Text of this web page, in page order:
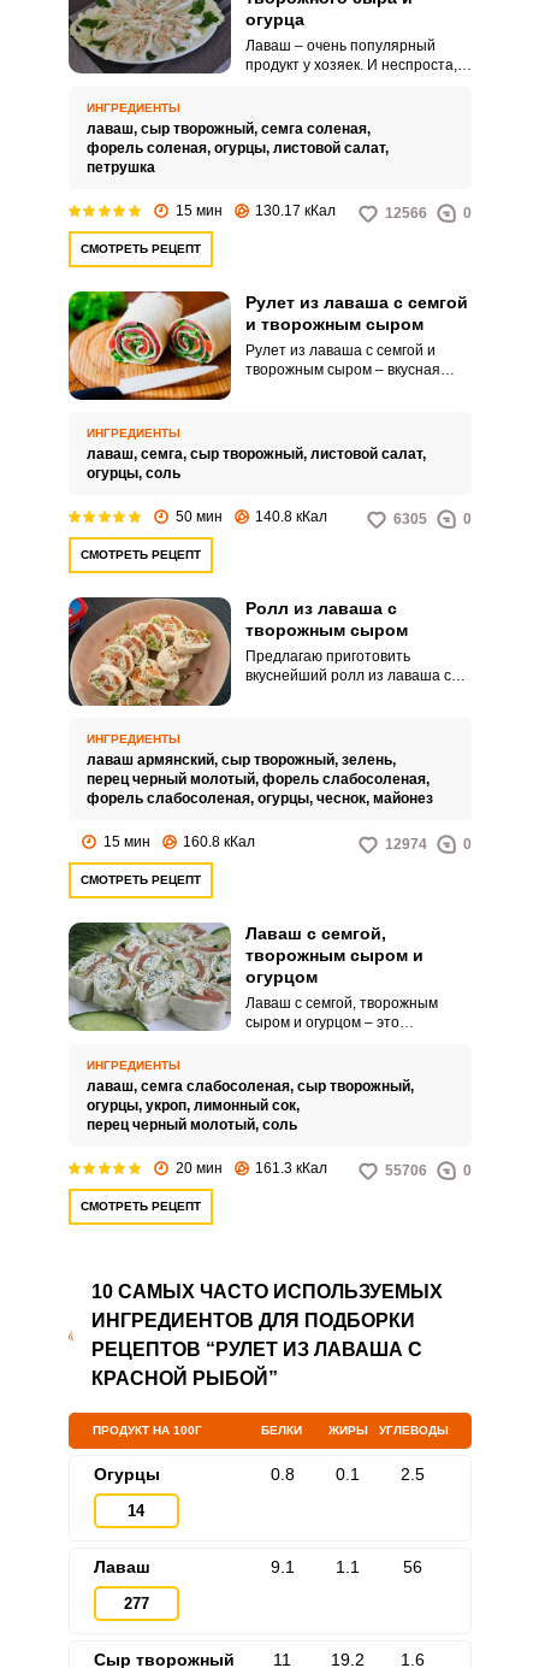
огурца
Лаваш – очень популярный
продукт у хозяек. И неспроста,
универсальной базой для
приготовления разноплановых
ИНГРЕДИЕНТЫ
лаваш, сыр творожный, семга соленая,
форель соленая, огурцы, листовой салат,
петрушка
15 мин 130.17 кКал 12566 0
СМОТРЕТЬ РЕЦЕПТ
Рулет из лаваша с семгой
и творожным сыром
Рулет из лаваша с семгой и
творожным сыром – вкусная
аппетитная, сочная с
оригинальным вкусом и
останутся довольными и
ИНГРЕДИЕНТЫ
лаваш, семга, сыр творожный, листовой салат,
огурцы, соль
50 мин 140.8 кКал 6305 0
СМОТРЕТЬ РЕЦЕПТ
Ролл из лаваша с
творожным сыром
Предлагаю приготовить
вкуснейший ролл из лаваша с
торжества.
ИНГРЕДИЕНТЫ
лаваш армянский, сыр творожный, зелень,
перец черный молотый, форель слабосоленая,
форель слабосоленая, огурцы, чеснок, майонез
15 мин 160.8 кКал 12974 0
СМОТРЕТЬ РЕЦЕПТ
Лаваш с семгой,
творожным сыром и
огурцом
Лаваш с семгой, творожным
сыром и огурцом – это
требует дополнений.
ИНГРЕДИЕНТЫ
лаваш, семга слабосоленая, сыр творожный,
огурцы, укроп, лимонный сок,
перец черный молотый, соль
20 мин 161.3 кКал 55706 0
СМОТРЕТЬ РЕЦЕПТ
10 САМЫХ ЧАСТО ИСПОЛЬЗУЕМЫХ
ИНГРЕДИЕНТОВ ДЛЯ ПОДБОРКИ
РЕЦЕПТОВ “РУЛЕТ ИЗ ЛАВАША С
КРАСНОЙ РЫБОЙ”
ПРОДУКТ НА 100Г БЕЛКИ ЖИРЫ УГЛЕВОДЫ
Огурцы
14
0.8 0.1 2.5
Лаваш
277
9.1 1.1 56
Сыр творожный 11 19.2 1.6